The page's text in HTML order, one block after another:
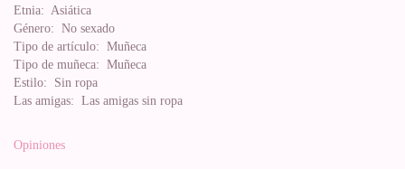
Etnia: Asiática
Género: No sexado
Tipo de artículo: Muñeca
Tipo de muñeca: Muñeca
Estilo: Sin ropa
Las amigas: Las amigas sin ropa
Opiniones